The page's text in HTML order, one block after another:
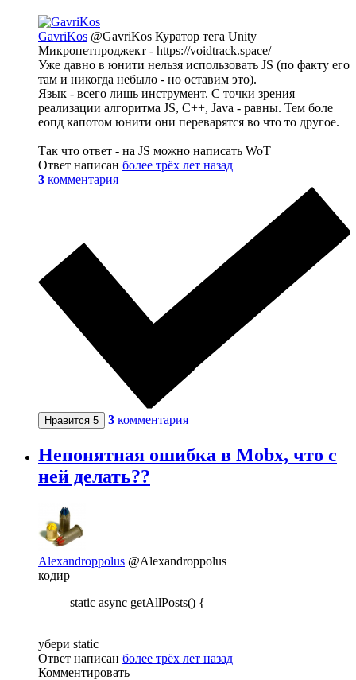
GavriKos @GavriKos Куратор тега Unity
Микропетпроджект - https://voidtrack.space/
Уже давно в юнити нельзя использовать JS (по факту его
там и никогда небыло - но оставим это).
Язык - всего лишь инструмент. С точки зрения
реализации алгоритма JS, С++, Java - равны. Тем боле
еопд капотом юнити они переварятся во что то другое.
Так что ответ - на JS можно написать WoT
Ответ написан более трёх лет назад
3 комментария
Нравится 5 3 комментария
Непонятная ошибка в Mobx, что с
ней делать??
Alexandroppolus @Alexandroppolus
кодир
static async getAllPosts() {
убери static
Ответ написан более трёх лет назад
Комментировать